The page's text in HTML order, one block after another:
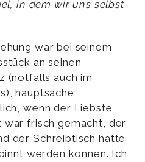
in dem wir uns selbst
war bei seinem
an seinen
(notfalls auch im
hauptsache
wenn der Liebste
frisch gemacht, der
der Schreibtisch hätte
werden können. Ich